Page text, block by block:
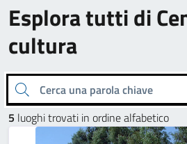
Esplora tutti di
cultura
Cerca una parola chiave
5 luoghi trovati in ordine alfabetico